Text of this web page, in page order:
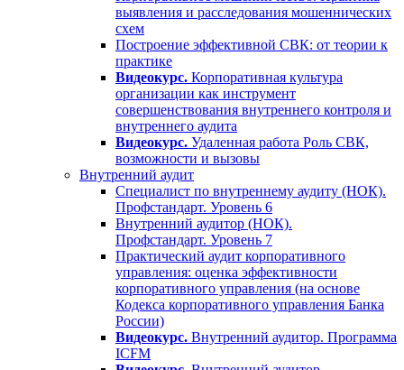
выявления и расследования мошеннических
схем
Построение эффективной СВК: от теории к
практике
Видеокурс. Корпоративная культура
организации как инструмент
совершенствования внутреннего контроля и
внутреннего аудита
Видеокурс. Удаленная работа Роль СВК,
возможности и вызовы
Внутренний аудит
Специалист по внутреннему аудиту (НОК).
Профстандарт. Уровень 6
Внутренний аудитор (НОК).
Профстандарт. Уровень 7
Практический аудит корпоративного
управления: оценка эффективности
корпоративного управления (на основе
Кодекса корпоративного управления Банка
России)
Видеокурс. Внутренний аудитор. Программа
ICFM